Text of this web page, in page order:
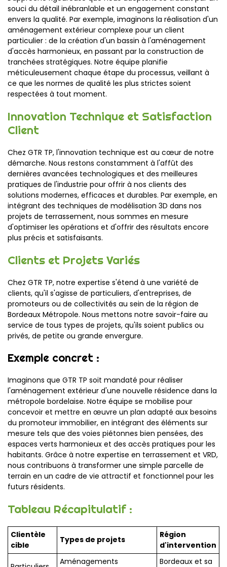
souci du détail inébranlable et un engagement constant
envers la qualité. Par exemple, imaginons la réalisation d'un
aménagement extérieur complexe pour un client
particulier : de la création d'un bassin à l'aménagement
d'accès harmonieux, en passant par la construction de
tranchées stratégiques. Notre équipe planifie
méticuleusement chaque étape du processus, veillant à
ce que les normes de qualité les plus strictes soient
respectées à tout moment.
Innovation Technique et Satisfaction
Client
Chez GTR TP, l'innovation technique est au cœur de notre
démarche. Nous restons constamment à l'affût des
dernières avancées technologiques et des meilleures
pratiques de l'industrie pour offrir à nos clients des
solutions modernes, efficaces et durables. Par exemple, en
intégrant des techniques de modélisation 3D dans nos
projets de terrassement, nous sommes en mesure
d'optimiser les opérations et d'offrir des résultats encore
plus précis et satisfaisants.
Clients et Projets Variés
Chez GTR TP, notre expertise s'étend à une variété de
clients, qu'il s'agisse de particuliers, d'entreprises, de
promoteurs ou de collectivités au sein de la région de
Bordeaux Métropole. Nous mettons notre savoir-faire au
service de tous types de projets, qu'ils soient publics ou
privés, de petite ou grande envergure.
Exemple concret :
Imaginons que GTR TP soit mandaté pour réaliser
l'aménagement extérieur d'une nouvelle résidence dans la
métropole bordelaise. Notre équipe se mobilise pour
concevoir et mettre en œuvre un plan adapté aux besoins
du promoteur immobilier, en intégrant des éléments sur
mesure tels que des voies piétonnes bien pensées, des
espaces verts harmonieux et des accès pratiques pour les
habitants. Grâce à notre expertise en terrassement et VRD,
nous contribuons à transformer une simple parcelle de
terrain en un cadre de vie attractif et fonctionnel pour les
futurs résidents.
Tableau Récapitulatif :
Clientèle
cible
Types de projets
Région
d'intervention
Aménagements Bordeaux et sa